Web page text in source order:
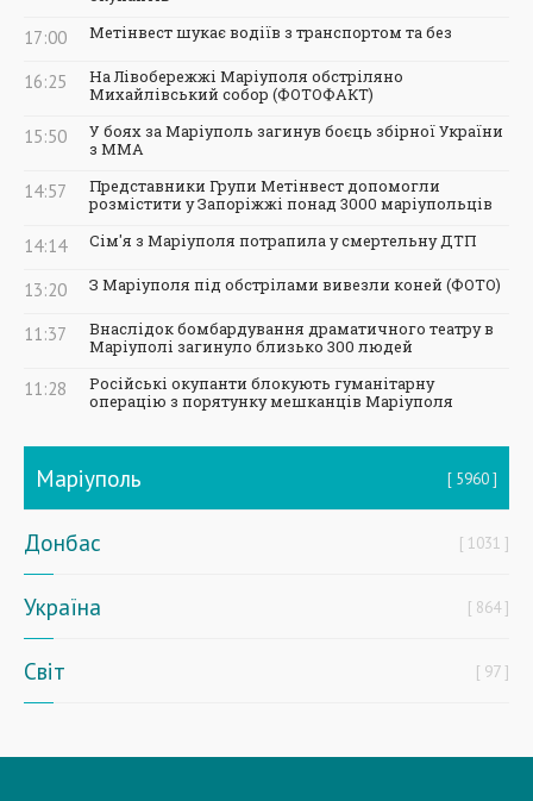
17:00 Метінвест шукає водіїв з транспортом та без
16:25
На Лівобережжі Маріуполя обстріляно
Михайлівський собор (ФОТОФАКТ)
15:50
У боях за Маріуполь загинув боєць збірної України
з ММА
14:57
Представники Групи Метінвест допомогли
розмістити у Запоріжжі понад 3000 маріупольців
14:14 Сім'я з Маріуполя потрапила у смертельну ДТП
13:20 З Маріуполя під обстрілами вивезли коней (ФОТО)
11:37
Внаслідок бомбардування драматичного театру в
Маріуполі загинуло близько 300 людей
11:28
Російські окупанти блокують гуманітарну
операцію з порятунку мешканців Маріуполя
Маріуполь 5960
Донбас 1031
Україна 864
Світ 97